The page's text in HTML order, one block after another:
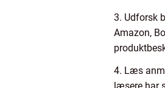
3. Udforsk
Amazon,
4. Læs